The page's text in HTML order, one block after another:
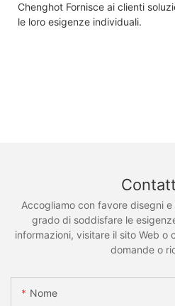
Chenghot Fornisce ai clienti
le loro esigenze individuali.
Accogliamo con favore disegni
grado di soddisfare le
informazioni, visitare il sito Web
domande o
Nome